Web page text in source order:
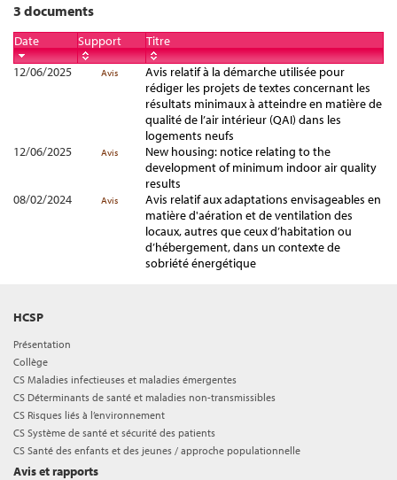
3 documents
Date Support
Titre
12/06/2025
Avis
Avis relatif à la démarche utilisée pour
rédiger les projets de textes concernant les
résultats minimaux à atteindre en matière de
qualité de l’air intérieur (QAI) dans les
logements neufs
12/06/2025
Avis
New housing: notice relating to the
development of minimum indoor air quality
results
08/02/2024
Avis
Avis relatif aux adaptations envisageables en
matière d'aération et de ventilation des
locaux, autres que ceux d’habitation ou
d’hébergement, dans un contexte de
sobriété énergétique
HCSP
Présentation
Collège
CS Maladies infectieuses et maladies émergentes
CS Déterminants de santé et maladies non-transmissibles
CS Risques liés à l’environnement
CS Système de santé et sécurité des patients
CS Santé des enfants et des jeunes / approche populationnelle
Avis et rapports